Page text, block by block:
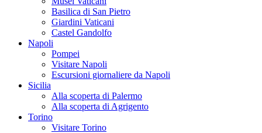
Basilica di San Pietro
Giardini Vaticani
Castel Gandolfo
Napoli
Pompei
Visitare Napoli
Escursioni giornaliere da Napoli
Sicilia
Alla scoperta di Palermo
Alla scoperta di Agrigento
Torino
Visitare Torino